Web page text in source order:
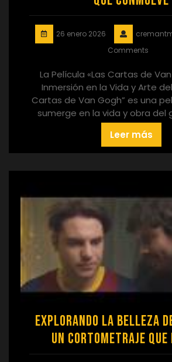
26 enero 2026
Comments
La Película «Las Cartas de
Inmersión en la Vida y Arte
Cartas de Van Gogh” es una
sumerge en la vida y obra del
Leer más
Explorando la Belleza
Un Cortometraje